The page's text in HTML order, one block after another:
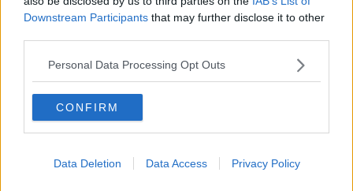
Downstream Participants that may further disclose it to other
Personal Data Processing Opt Outs
CONFIRM
Data Deletion Data Access Privacy Policy
​Saper pazientare
​Giornata del Fiocchetto Lilla
​Venerdì emozionalmente sostenibile
Ma ti ascolti?
Contornati di persone che…
Che cos’è la dipendenza affettiva?
Quarta tappa nelle personalità: il narcisista
​Nuovi arrivi!
​Terza tappa nelle personalità: l’antisociale